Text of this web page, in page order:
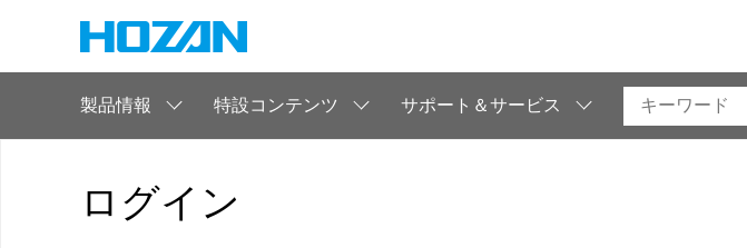
製品情報 特設コンテンツ サポート＆サービス
ログイン